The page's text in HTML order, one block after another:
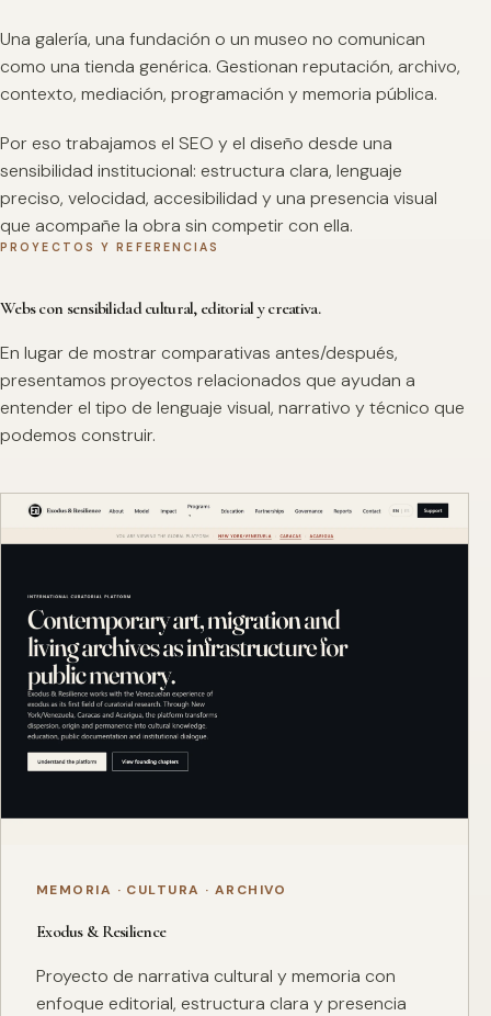
Una galería, una fundación o un museo no comunican
como una tienda genérica. Gestionan reputación, archivo,
contexto, mediación, programación y memoria pública.
Por eso trabajamos el SEO y el diseño desde una
sensibilidad institucional: estructura clara, lenguaje
preciso, velocidad, accesibilidad y una presencia visual
que acompañe la obra sin competir con ella.
PROYECTOS Y REFERENCIAS
Webs con sensibilidad cultural, editorial y creativa.
En lugar de mostrar comparativas antes/después,
presentamos proyectos relacionados que ayudan a
entender el tipo de lenguaje visual, narrativo y técnico que
podemos construir.
MEMORIA · CULTURA · ARCHIVO
Exodus & Resilience
Proyecto de narrativa cultural y memoria con
enfoque editorial, estructura clara y presencia